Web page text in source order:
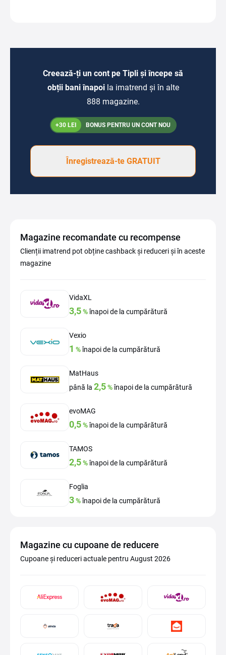
Creează-ți un cont pe Tipli și începe să
obții bani înapoi la imatrend și în alte
888 magazine.
+30 LEI BONUS PENTRU UN CONT NOU
Înregistrează-te GRATUIT
Magazine recomandate cu recompense
Clienții imatrend pot obține cashback și reduceri și în aceste
magazine
VidaXL
3,5%înapoi de la cumpărătură
Vexio
1 %înapoi de la cumpărătură
MatHaus
până la 2,5%înapoi de la cumpărătură
evoMAG
0,5%înapoi de la cumpărătură
TAMOS
2,5%înapoi de la cumpărătură
Foglia
3%înapoi de la cumpărătură
Magazine cu cupoane de reducere
Cupoane și reduceri actuale pentru August 2026